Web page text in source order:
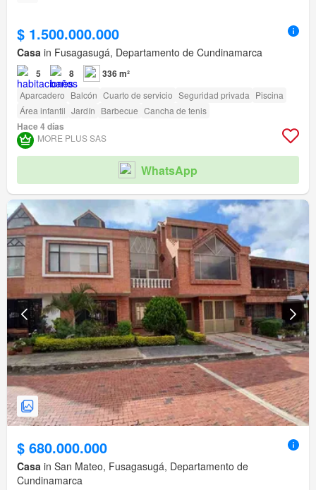
$ 1.500.000.000
Casa in Fusagasugá, Departamento de Cundinamarca
5 8 336 m²
Aparcadero Balcón Cuarto de servicio Seguridad privada Piscina
Área infantil Jardín Barbecue Cancha de tenis
Hace 4 días
MORE PLUS SAS
WhatsApp
$ 680.000.000
Casa in San Mateo, Fusagasugá, Departamento de
Cundinamarca